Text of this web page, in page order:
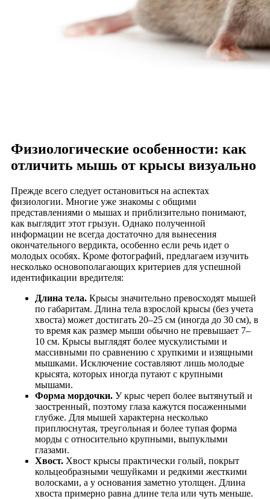
Физиологические особенности: как
отличить мышь от крысы визуально
Прежде всего следует остановиться на аспектах
физиологии. Многие уже знакомы с общими
представлениями о мышах и приблизительно понимают,
как выглядит этот грызун. Однако полученной
информации не всегда достаточно для вынесения
окончательного вердикта, особенно если речь идет о
молодых особях. Кроме фотографий, предлагаем изучить
несколько основополагающих критериев для успешной
идентификации вредителя:
Длина тела. Крысы значительно превосходят мышей
по габаритам. Длина тела взрослой крысы (без учета
хвоста) может достигать 20–25 см (иногда до 30 см), в
то время как размер мыши обычно не превышает 7–
10 см. Крысы выглядят более мускулистыми и
массивными по сравнению с хрупкими и изящными
мышками. Исключение составляют лишь молодые
крысята, которых иногда путают с крупными
мышами.
Форма мордочки. У крыс череп более вытянутый и
заостренный, поэтому глаза кажутся посаженными
глубже. Для мышей характерна несколько
приплюснутая, треугольная и более тупая форма
морды с относительно крупными, выпуклыми
глазами.
Хвост. Хвост крысы практически голый, покрыт
кольцеобразными чешуйками и редкими жесткими
волосками, а у основания заметно утолщен. Длина
хвоста примерно равна длине тела или чуть меньше.